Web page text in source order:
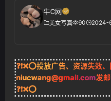
牛C网
美女写真 90 2024-
❓❗❌⭕投放广告、资源失效
niucwang@gmail.com发
❓❗❌⭕